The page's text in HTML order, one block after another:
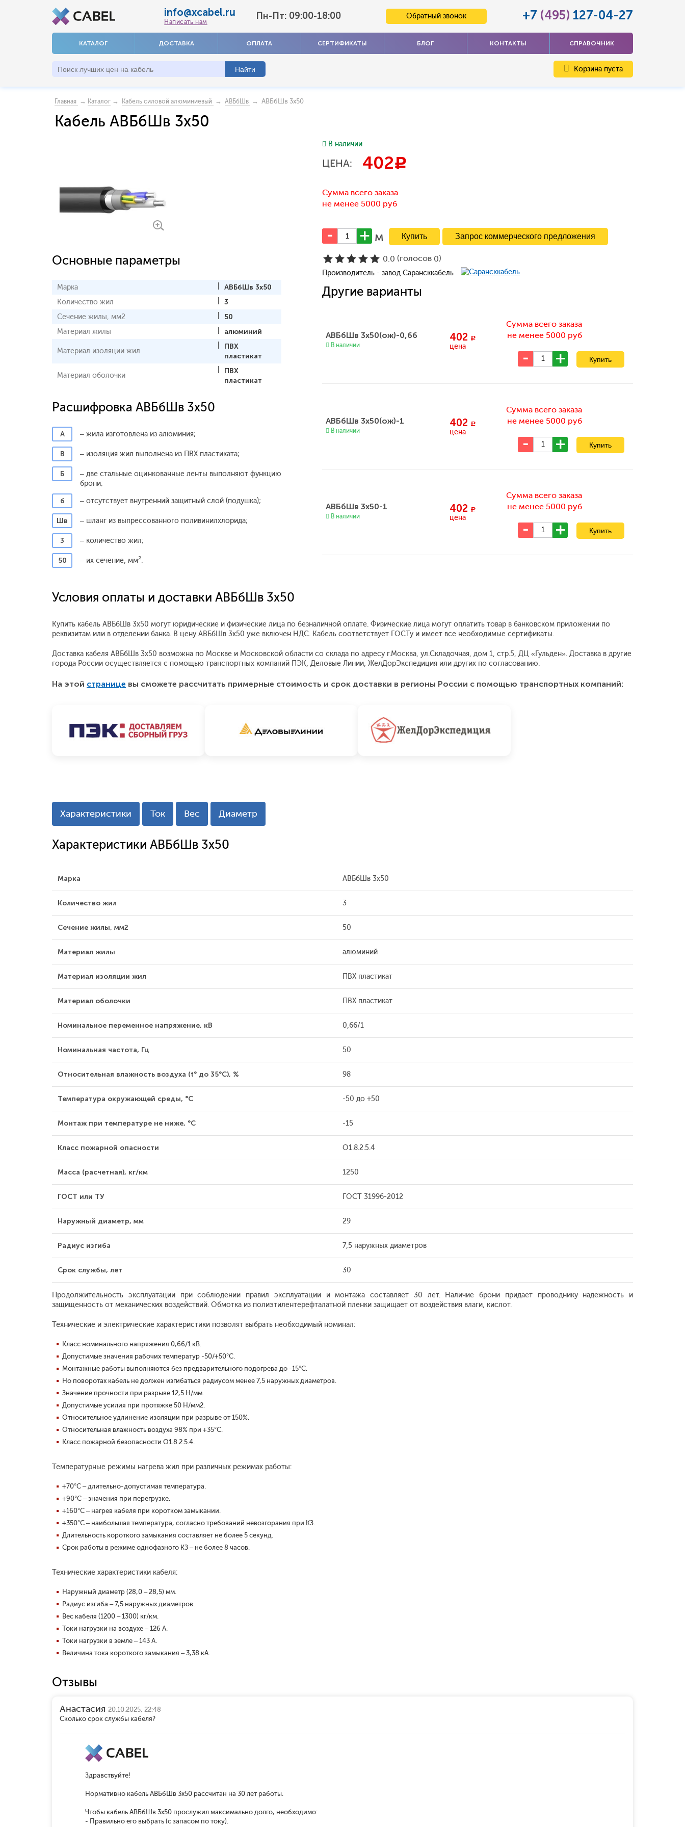
info@xcabel.ru
Написать нам
Пн-Пт: 09:00-18:00 Обратный звонок +7 (495) 127-04-27
КАТАЛОГ ДОСТАВКА ОПЛАТА СЕРТИФИКАТЫ БЛОГ КОНТАКТЫ СПРАВОЧНИК
Корзина пуста
Главная → Каталог → Кабель силовой алюминиевый → АВБбШв → АВБбШв 3x50
Кабель АВБбШв 3x50
Основные параметры
Марка
АВБбШв 3x50
Количество жил
3
Сечение жилы, мм2
50
Материал жилы
алюминий
Материал изоляции жил
ПВХ
пластикат
Материал оболочки
ПВХ
пластикат
Расшифровка АВБбШв 3x50
А – жила изготовлена из алюминия;
В – изоляция жил выполнена из ПВХ пластиката;
Б
– две стальные оцинкованные ленты выполняют функцию
брони;
б
– отсутствует внутренний защитный слой (подушка);
Шв – шланг из выпрессованного поливинилхлорида;
3 – количество жил;
50 – их сечение, мм2.
В наличии
ЦЕНА: 402c
Сумма всего заказа
не менее 5000 руб
м Запрос коммерческого предложения
0.0 (голосов 0)
Производитель - завод Сарансккабель
Другие варианты
АВБбШв 3х50(ож)-0,66
В наличии
402 c
цена
Сумма всего заказа
не менее 5000 руб
АВБбШв 3х50(ож)-1
В наличии
402 c
цена
Сумма всего заказа
не менее 5000 руб
АВБбШв 3х50-1
В наличии
402 c
цена
Сумма всего заказа
не менее 5000 руб
Условия оплаты и доставки АВБбШв 3x50
Купить кабель АВБбШв 3x50 могут юридические и физические лица по безналичной оплате. Физические лица могут оплатить товар в банковском приложении по
реквизитам или в отделении банка. В цену АВБбШв 3x50 уже включен НДС. Кабель соответствует ГОСТу и имеет все необходимые сертификаты.
Доставка кабеля АВБбШв 3x50 возможна по Москве и Московской области со склада по адресу г.Москва, ул.Складочная, дом 1, стр.5, ДЦ «Гульден». Доставка в другие
города России осуществляется с помощью транспортных компаний ПЭК, Деловые Линии, ЖелДорЭкспедиция или других по согласованию.
На этой странице вы сможете рассчитать примерные стоимость и срок доставки в регионы России с помощью транспортных компаний:
Характеристики Ток Вес Диаметр
Характеристики АВБбШв 3x50
Марка АВБбШв 3x50
Количество жил 3
Сечение жилы, мм2 50
Материал жилы алюминий
Материал изоляции жил ПВХ пластикат
Материал оболочки ПВХ пластикат
Номинальное переменное напряжение, кВ 0,66/1
Номинальная частота, Гц 50
Относительная влажность воздуха (t° до 35°С), % 98
Температура окружающей среды, °С -50 до +50
Монтаж при температуре не ниже, °С -15
Класс пожарной опасности O1.8.2.5.4
Масса (расчетная), кг/км 1250
ГОСТ или ТУ ГОСТ 31996-2012
Наружный диаметр, мм 29
Радиус изгиба 7,5 наружных диаметров
Срок службы, лет 30
Продолжительность эксплуатации при соблюдении правил эксплуатации и монтажа составляет 30 лет. Наличие брони придает проводнику надежность и
защищенность от механических воздействий. Обмотка из полиэтилентерефталатной пленки защищает от воздействия влаги, кислот.
Технические и электрические характеристики позволят выбрать необходимый номинал:
Класс номинального напряжения 0,66/1 кВ.
Допустимые значения рабочих температур -50/+50°С.
Монтажные работы выполняются без предварительного подогрева до -15°С.
Но поворотах кабель не должен изгибаться радиусом менее 7,5 наружных диаметров.
Значение прочности при разрыве 12,5 Н/мм.
Допустимые усилия при протяжке 50 Н/мм2.
Относительное удлинение изоляции при разрыве от 150%.
Относительная влажность воздуха 98% при +35°С.
Класс пожарной безопасности O1.8.2.5.4.
Температурные режимы нагрева жил при различных режимах работы:
+70°С – длительно-допустимая температура.
+90°С – значения при перегрузке.
+160°С – нагрев кабеля при коротком замыкании.
+350°С – наибольшая температура, согласно требований невозгорания при КЗ.
Длительность короткого замыкания составляет не более 5 секунд.
Срок работы в режиме однофазного КЗ – не более 8 часов.
Технические характеристики кабеля:
Наружный диаметр (28,0 – 28,5) мм.
Радиус изгиба – 7,5 наружных диаметров.
Вес кабеля (1200 – 1300) кг/км.
Токи нагрузки на воздухе – 126 А.
Токи нагрузки в земле – 143 А.
Величина тока короткого замыкания – 3,38 кА.
Отзывы
Анастасия 20.10.2025, 22:48
Сколько срок службы кабеля?
Здравствуйте!
Нормативно кабель АВБбШв 3x50 рассчитан на 30 лет работы.
Чтобы кабель АВБбШв 3x50 прослужил максимально долго, необходимо:
- Правильно его выбрать (с запасом по току).